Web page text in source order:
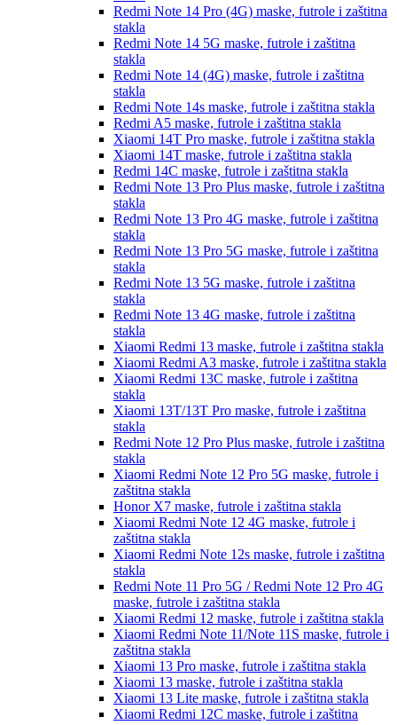
Redmi Note 14 Pro (4G) maske, futrole i zaštitna
stakla
Redmi Note 14 5G maske, futrole i zaštitna
stakla
Redmi Note 14 (4G) maske, futrole i zaštitna
stakla
Redmi Note 14s maske, futrole i zaštitna stakla
Redmi A5 maske, futrole i zaštitna stakla
Xiaomi 14T Pro maske, futrole i zaštitna stakla
Xiaomi 14T maske, futrole i zaštitna stakla
Redmi 14C maske, futrole i zaštitna stakla
Redmi Note 13 Pro Plus maske, futrole i zaštitna
stakla
Redmi Note 13 Pro 4G maske, futrole i zaštitna
stakla
Redmi Note 13 Pro 5G maske, futrole i zaštitna
stakla
Redmi Note 13 5G maske, futrole i zaštitna
stakla
Redmi Note 13 4G maske, futrole i zaštitna
stakla
Xiaomi Redmi 13 maske, futrole i zaštitna stakla
Xiaomi Redmi A3 maske, futrole i zaštitna stakla
Xiaomi Redmi 13C maske, futrole i zaštitna
stakla
Xiaomi 13T/13T Pro maske, futrole i zaštitna
stakla
Redmi Note 12 Pro Plus maske, futrole i zaštitna
stakla
Xiaomi Redmi Note 12 Pro 5G maske, futrole i
zaštitna stakla
Honor X7 maske, futrole i zaštitna stakla
Xiaomi Redmi Note 12 4G maske, futrole i
zaštitna stakla
Xiaomi Redmi Note 12s maske, futrole i zaštitna
stakla
Redmi Note 11 Pro 5G / Redmi Note 12 Pro 4G
maske, futrole i zaštitna stakla
Xiaomi Redmi 12 maske, futrole i zaštitna stakla
Xiaomi Redmi Note 11/Note 11S maske, futrole i
zaštitna stakla
Xiaomi 13 Pro maske, futrole i zaštitna stakla
Xiaomi 13 maske, futrole i zaštitna stakla
Xiaomi 13 Lite maske, futrole i zaštitna stakla
Xiaomi Redmi 12C maske, futrole i zaštitna